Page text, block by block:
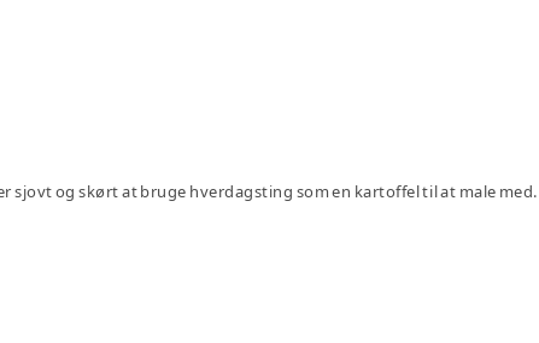
sjovt og skørt at bruge hverdagsting som en kartoffel til at male med.